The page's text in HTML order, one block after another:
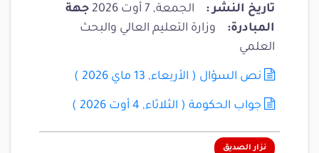
تاريخ النشر : الجمعة, 7 أوت 2026
جهة
المبادرة:
وزارة التعليم العالي والبحث
العلمي
نص السؤال ( الأربعاء, 13 ماي 2026 )
جواب الحكومة ( الثلاثاء, 4 أوت 2026 )
نزار الصديق